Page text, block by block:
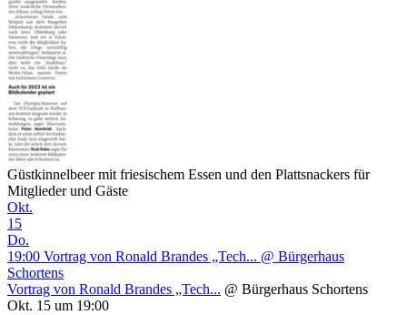
Güstkinnelbeer mit friesischem Essen und den Plattsnackers für
Mitglieder und Gäste
Okt.
15
Do.
19:00 Vortrag von Ronald Brandes „Tech... @ Bürgerhaus
Schortens
Vortrag von Ronald Brandes „Tech... @ Bürgerhaus Schortens
Okt. 15 um 19:00